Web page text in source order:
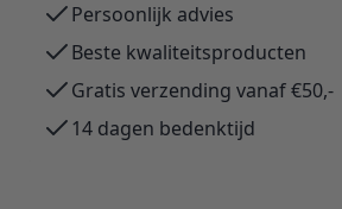
Persoonlijk advies
Beste kwaliteitsproducten
Gratis verzending vanaf €50,-
14 dagen bedenktijd